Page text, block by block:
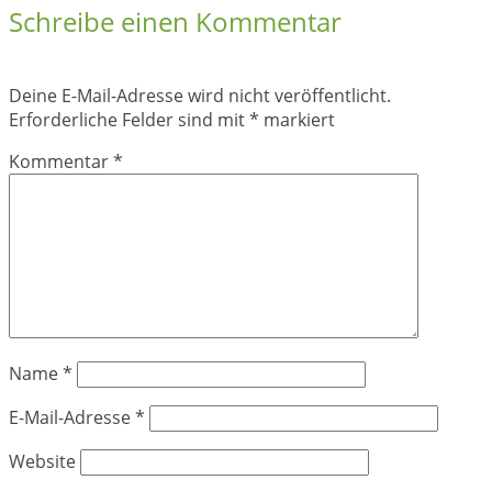
Schreibe einen Kommentar
Deine E-Mail-Adresse wird nicht veröffentlicht.
Erforderliche Felder sind mit* markiert
Kommentar*
Name*
E-Mail-Adresse*
Website